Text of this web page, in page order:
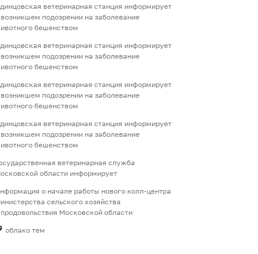
ветеринарная станция информирует
подозрении на заболевание
бешенством
ветеринарная станция информирует
подозрении на заболевание
бешенством
ветеринарная станция информирует
подозрении на заболевание
бешенством
ветеринарная станция информирует
подозрении на заболевание
бешенством
ветеринарная служба
области информирует
о начале работы нового колл-центра
сельского хозяйства
продовольствия Московской области
облако тем